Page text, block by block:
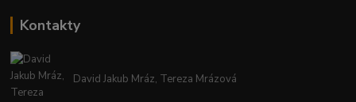
Kontakty
David Jakub Mráz, Tereza Mrázová